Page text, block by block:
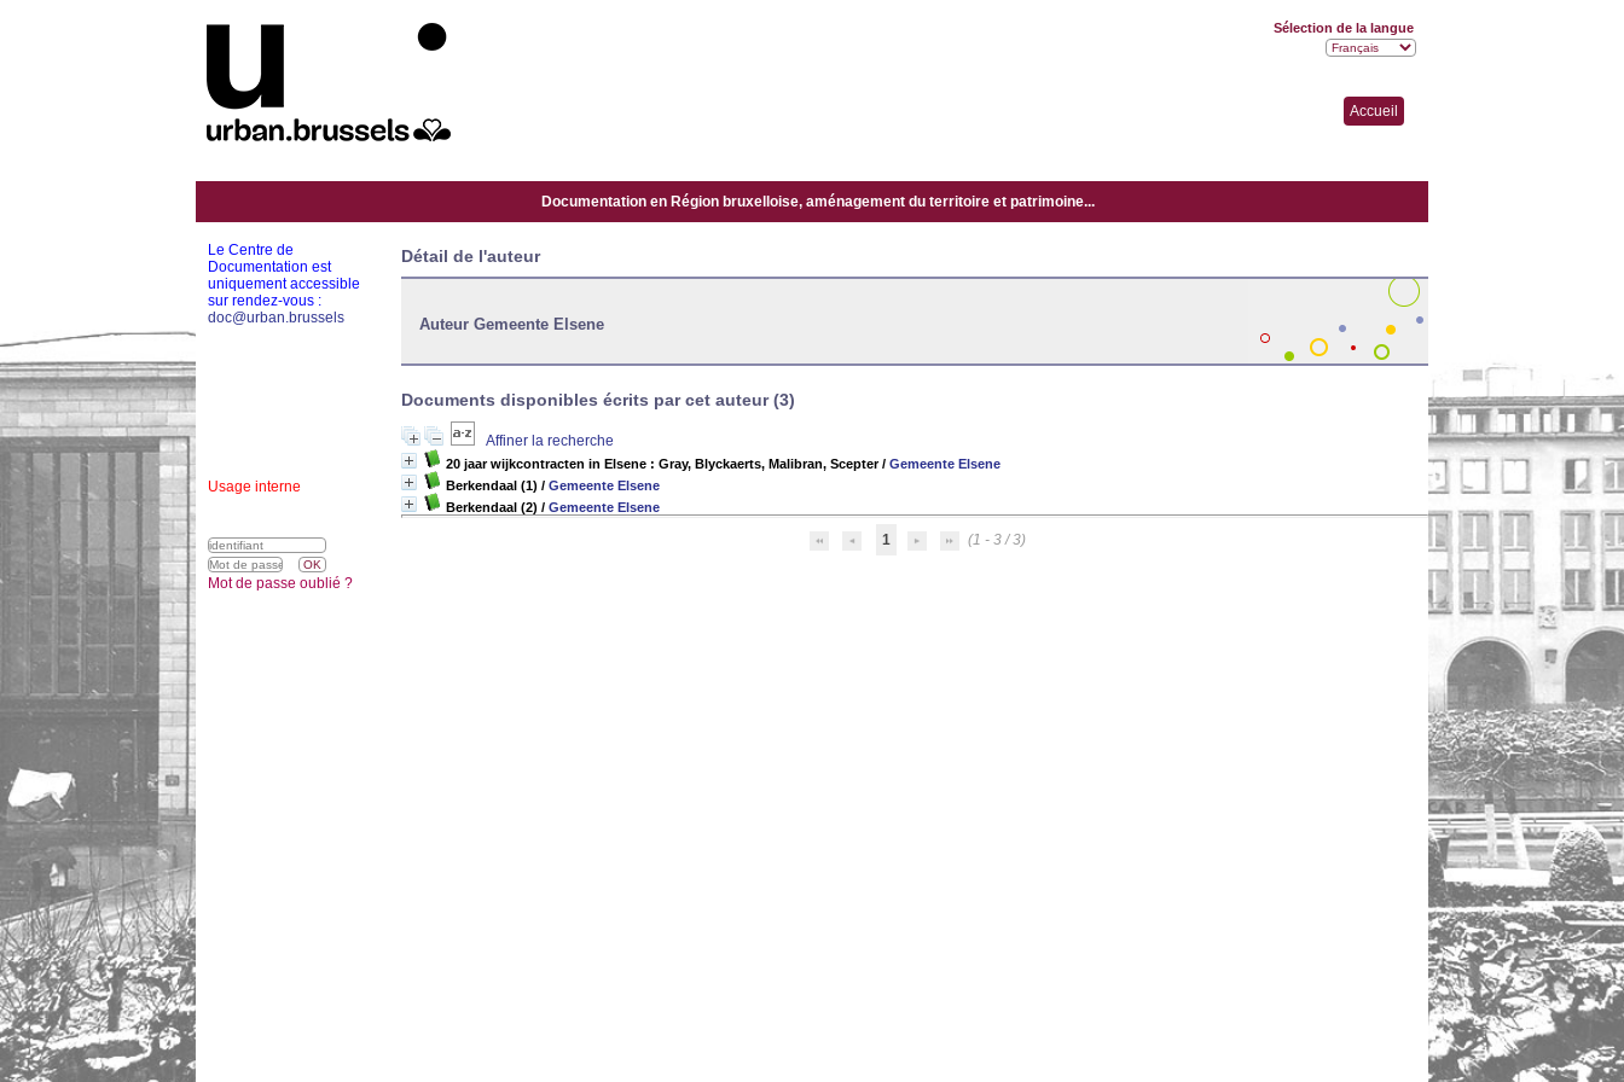
Accueil
Documentation en Région bruxelloise, aménagement du territoire et patrimoine...
Détail de l'auteur
Auteur Gemeente Elsene
Documents disponibles écrits par cet auteur (3)
Affiner la recherche
20 jaar wijkcontracten in Elsene : Gray, Blyckaerts, Malibran, Scepter/ Gemeente Elsene
Berkendaal (1) / Gemeente Elsene
Berkendaal (2) / Gemeente Elsene
1 (1 - 3 / 3)
Le Centre de
Documentation est
uniquement accessible
sur rendez-vous :
doc@urban.brussels
Usage interne
Sélection de la langue
Mot de passe oublié ?